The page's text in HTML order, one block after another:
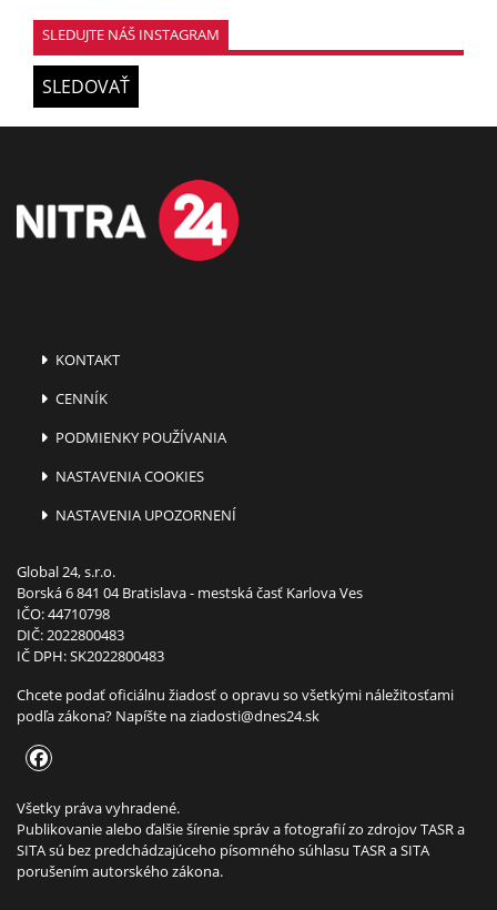
SLEDUJTE NÁŠ INSTAGRAM
SLEDOVAŤ
KONTAKT
CENNÍK
PODMIENKY POUŽÍVANIA
NASTAVENIA COOKIES
NASTAVENIA UPOZORNENÍ
Global 24, s.r.o.
Borská 6 841 04 Bratislava - mestská časť Karlova Ves
IČO: 44710798
DIČ: 2022800483
IČ DPH: SK2022800483
Chcete podať oficiálnu žiadosť o opravu so všetkými náležitosťami
podľa zákona? Napíšte naziadosti@dnes24.sk
Všetky práva vyhradené.
Publikovanie alebo ďalšie šírenie správ a fotografií zo zdrojov TASR a
SITA sú bez predchádzajúceho písomného súhlasu TASR a SITA
porušením autorského zákona.